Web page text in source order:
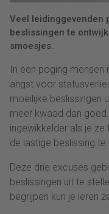
Veel leidinggevenden
beslissingen te
smoesjes.
In een poging
angst voor
moeilijke beslissingen
meer kwaad dan
ingewikkelder als je
de lastige beslissing
Deze drie excuses
beslissingen uit te
begrijpen kun je leren